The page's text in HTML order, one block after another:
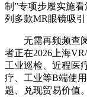
制”专项步履实施
列多款MR眼镜吸
无需再频频查阅
者正在2026上海
工业巡检、近程医
疗、工业等B端使
题、兑现贸易价值